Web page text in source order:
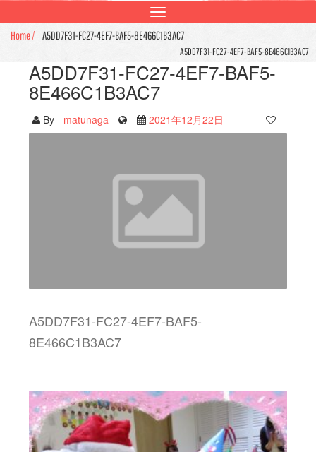
Toggle
navigation
Home / A5DD7F31-FC27-4EF7-BAF5-8E466C1B3AC7
A5DD7F31-FC27-4EF7-BAF5-8E466C1B3AC7
A5DD7F31-FC27-4EF7-BAF5-
8E466C1B3AC7
By - matunaga 2021年12月22日 -
A5DD7F31-FC27-4EF7-BAF5-
8E466C1B3AC7